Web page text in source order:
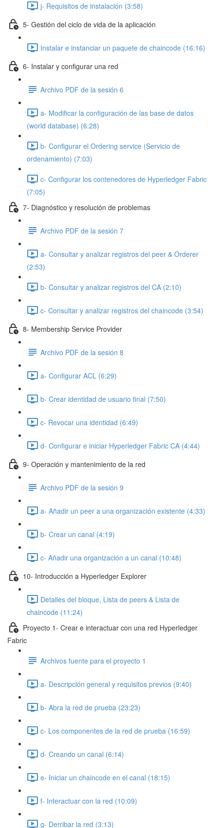
j- Requisitos de instalación (3:58)
5- Gestión del ciclo de vida de la aplicación
Instalar e instanciar un paquete de chaincode (16:16)
6- Instalar y configurar una red
Archivo PDF de la sesión 6
a- Modificar la configuración de las base de datos
(world database) (6:28)
b- Configurar el Ordering service (Servicio de
ordenamiento) (7:03)
c- Configurar los contenedores de Hyperledger Fabric
(7:05)
7- Diagnóstico y resolución de problemas
Archivo PDF de la sesión 7
a- Consultar y analizar registros del peer & Orderer
(2:53)
b- Consultar y analizar registros del CA (2:10)
c- Consultar y analizar registros del chaincode (3:54)
8- Membership Service Provider
Archivo PDF de la sesión 8
a- Configurar ACL (6:29)
b- Crear identidad de usuario final (7:50)
c- Revocar una identidad (6:49)
d- Configurar e iniciar Hyperledger Fabric CA (4:44)
9- Operación y mantenimiento de la red
Archivo PDF de la sesión 9
a- Añadir un peer a una organización existente (4:33)
b- Crear un canal (4:19)
c- Añadir una organización a un canal (10:48)
10- Introducción a Hyperledger Explorer
Detalles del bloque, Lista de peers & Lista de
chaincode (11:24)
Proyecto 1- Crear e interactuar con una red Hyperledger
Fabric
Archivos fuente para el proyecto 1
a- Descripción general y requisitos previos (9:40)
b- Abra la red de prueba (23:23)
c- Los componentes de la red de prueba (16:59)
d- Creando un canal (6:14)
e- Iniciar un chaincode en el canal (18:15)
f- Interactuar con la red (10:09)
g- Derribar la red (3:13)